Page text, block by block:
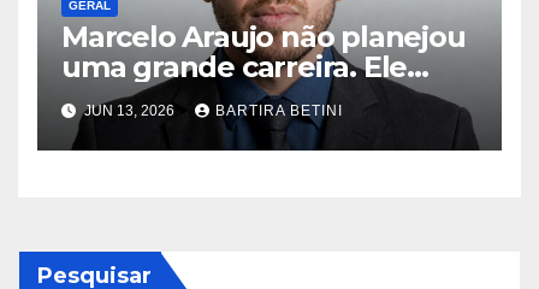
GERAL
Marcelo Araujo não planejou
uma grande carreira. Ele
simplesmente nunca aceitou
que o que existia fosse
suficiente
JUN 13, 2026 BARTIRA BETINI
Pesquisar